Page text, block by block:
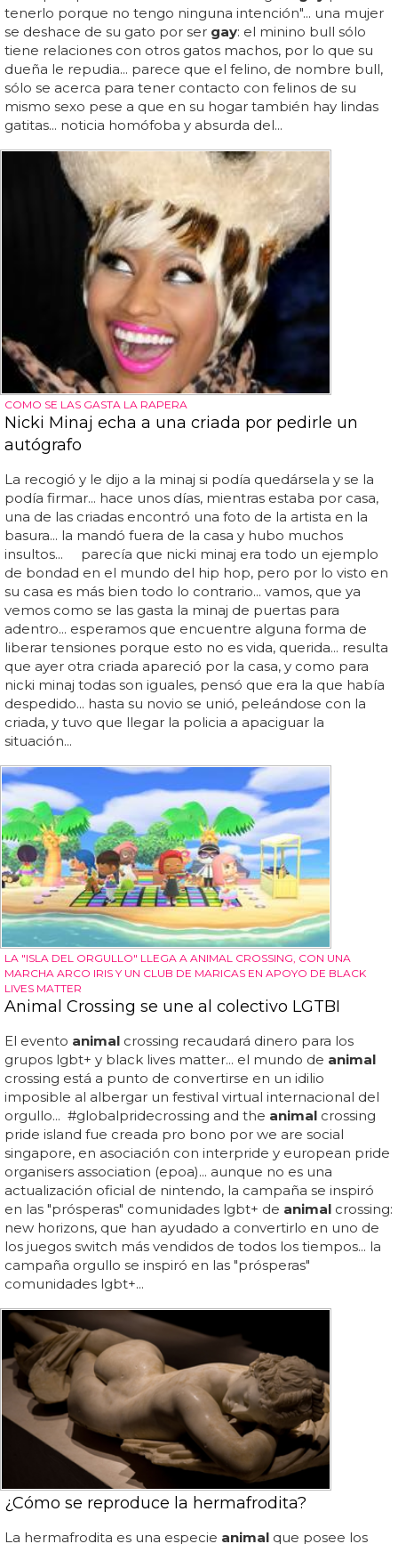
tenerlo porque no tengo ninguna intención"... una mujer
se deshace de su gato por ser gay: el minino bull sólo
tiene relaciones con otros gatos machos, por lo que su
dueña le repudia... parece que el felino, de nombre bull,
sólo se acerca para tener contacto con felinos de su
mismo sexo pese a que en su hogar también hay lindas
gatitas... noticia homófoba y absurda del...
COMO SE LAS GASTA LA RAPERA
Nicki Minaj echa a una criada por pedirle un
autógrafo
La recogió y le dijo a la minaj si podía quedársela y se la
podía firmar... hace unos días, mientras estaba por casa,
una de las criadas encontró una foto de la artista en la
basura... la mandó fuera de la casa y hubo muchos
insultos... parecía que nicki minaj era todo un ejemplo
de bondad en el mundo del hip hop, pero por lo visto en
su casa es más bien todo lo contrario... vamos, que ya
vemos como se las gasta la minaj de puertas para
adentro... esperamos que encuentre alguna forma de
liberar tensiones porque esto no es vida, querida... resulta
que ayer otra criada apareció por la casa, y como para
nicki minaj todas son iguales, pensó que era la que había
despedido... hasta su novio se unió, peleándose con la
criada, y tuvo que llegar la policia a apaciguar la
situación...
LA "ISLA DEL ORGULLO" LLEGA A ANIMAL CROSSING, CON UNA
MARCHA ARCO IRIS Y UN CLUB DE MARICAS EN APOYO DE BLACK
LIVES MATTER
Animal Crossing se une al colectivo LGTBI
El evento animal crossing recaudará dinero para los
grupos lgbt+ y black lives matter... el mundo de animal
crossing está a punto de convertirse en un idilio
imposible al albergar un festival virtual internacional del
orgullo... #globalpridecrossing and the animal crossing
pride island fue creada pro bono por we are social
singapore, en asociación con interpride y european pride
organisers association (epoa)... aunque no es una
actualización oficial de nintendo, la campaña se inspiró
en las "prósperas" comunidades lgbt+ de animal crossing:
new horizons, que han ayudado a convertirlo en uno de
los juegos switch más vendidos de todos los tiempos... la
campaña orgullo se inspiró en las "prósperas"
comunidades lgbt+...
¿Cómo se reproduce la hermafrodita?
La hermafrodita es una especie animal que posee los